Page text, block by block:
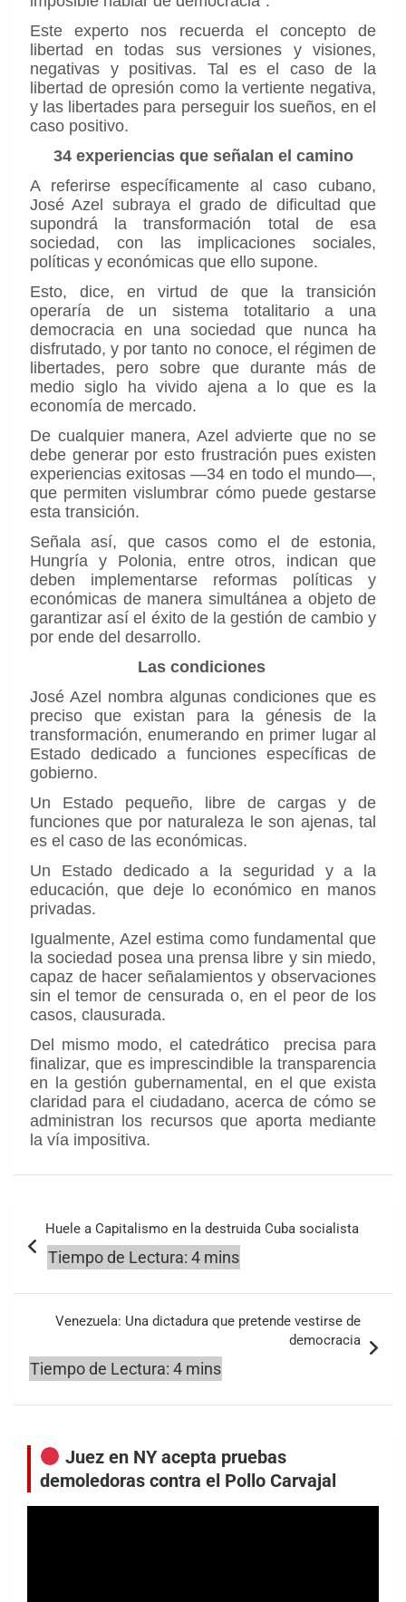
Este experto nos recuerda el concepto de
libertad en todas sus versiones y visiones,
negativas y positivas. Tal es el caso de la
libertad de opresión como la vertiente negativa,
y las libertades para perseguir los sueños, en el
caso positivo.
34 experiencias que señalan el camino
A referirse específicamente al caso cubano,
José Azel subraya el grado de dificultad que
supondrá la transformación total de esa
sociedad, con las implicaciones sociales,
políticas y económicas que ello supone.
Esto, dice, en virtud de que la transición
operaría de un sistema totalitario a una
democracia en una sociedad que nunca ha
disfrutado, y por tanto no conoce, el régimen de
libertades, pero sobre que durante más de
medio siglo ha vivido ajena a lo que es la
economía de mercado.
De cualquier manera, Azel advierte que no se
debe generar por esto frustración pues existen
experiencias exitosas —34 en todo el mundo—,
que permiten vislumbrar cómo puede gestarse
esta transición.
Señala así, que casos como el de estonia,
Hungría y Polonia, entre otros, indican que
deben implementarse reformas políticas y
económicas de manera simultánea a objeto de
garantizar así el éxito de la gestión de cambio y
por ende del desarrollo.
Las condiciones
José Azel nombra algunas condiciones que es
preciso que existan para la génesis de la
transformación, enumerando en primer lugar al
Estado dedicado a funciones específicas de
gobierno.
Un Estado pequeño, libre de cargas y de
funciones que por naturaleza le son ajenas, tal
es el caso de las económicas.
Un Estado dedicado a la seguridad y a la
educación, que deje lo económico en manos
privadas.
Igualmente, Azel estima como fundamental que
la sociedad posea una prensa libre y sin miedo,
capaz de hacer señalamientos y observaciones
sin el temor de censurada o, en el peor de los
casos, clausurada.
Del mismo modo, el catedrático precisa para
finalizar, que es imprescindible la transparencia
en la gestión gubernamental, en el que exista
claridad para el ciudadano, acerca de cómo se
administran los recursos que aporta mediante
la vía impositiva.
de
entradas
Huele a Capitalismo en la destruida Cuba socialista
Venezuela: Una dictadura que pretende vestirse de
democracia
Juez en NY acepta pruebas
demoledoras contra el Pollo Carvajal